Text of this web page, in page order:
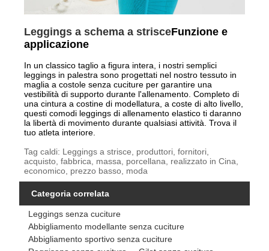
Leggings a schema a strisceFunzione e
applicazione
In un classico taglio a figura intera, i nostri semplici
leggings in palestra sono progettati nel nostro tessuto in
maglia a costole senza cuciture per garantire una
vestibilità di supporto durante l'allenamento. Completo di
una cintura a costine di modellatura, a coste di alto livello,
questi comodi leggings di allenamento elastico ti daranno
la libertà di movimento durante qualsiasi attività. Trova il
tuo atleta interiore.
Tag caldi: Leggings a strisce, produttori, fornitori,
acquisto, fabbrica, massa, porcellana, realizzato in Cina,
economico, prezzo basso, moda
Categoria correlata
Leggings senza cuciture
Abbigliamento modellante senza cuciture
Abbigliamento sportivo senza cuciture